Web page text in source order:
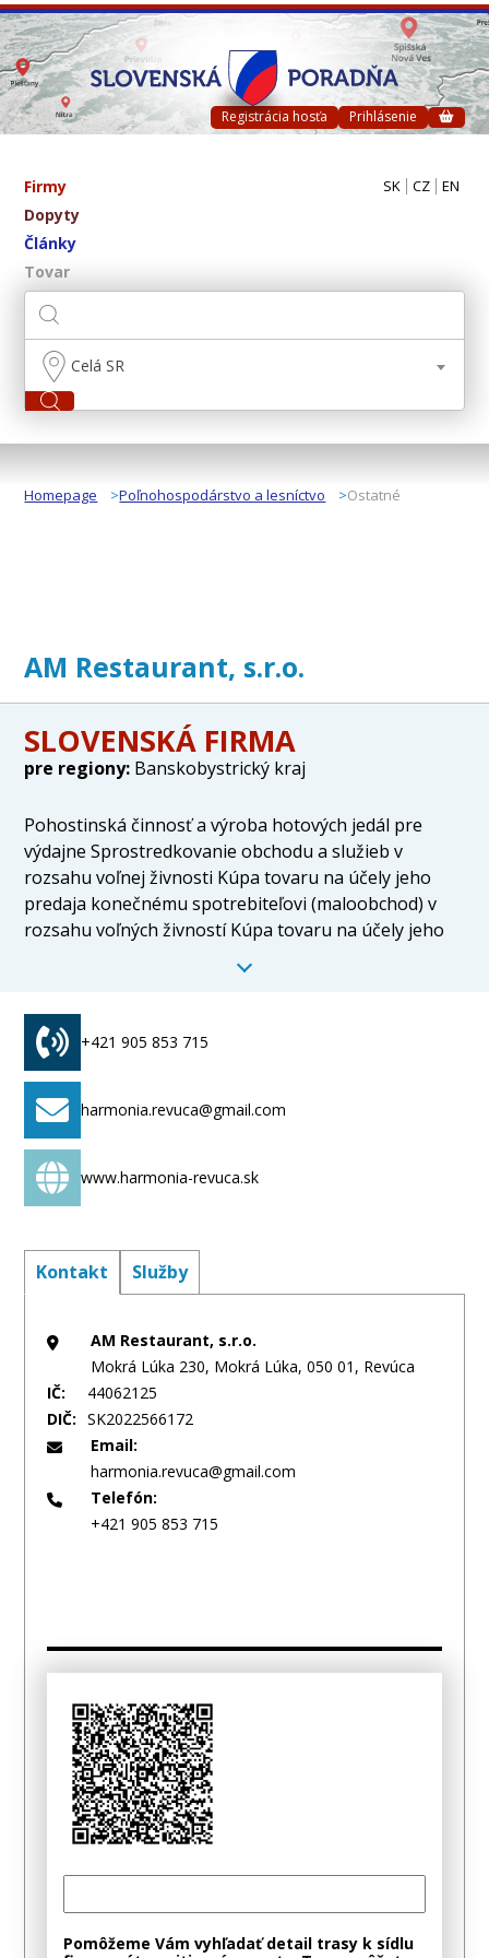
Registrácia hosťa Prihlásenie
Firmy
Dopyty
Články
Tovar
SK CZ EN
Celá SR
Homepage Poľnohospodárstvo a lesníctvo Ostatné
AM Restaurant, s.r.o.
SLOVENSKÁ FIRMA
pre regiony: Banskobystrický kraj
Pohostinská činnosť a výroba hotových jedál pre
výdajne Sprostredkovanie obchodu a služieb v
rozsahu voľnej živnosti Kúpa tovaru na účely jeho
predaja konečnému spotrebiteľovi (maloobchod) v
rozsahu voľných živností Kúpa tovaru na účely jeho
služby v ubytovacích zariadeniach s prevádzkovaním
pohostinských činností v týchto zariadeniach a v
chatovej osade triedy 3, v kempingoch triedy 3 a 4
+421 905 853 715
harmonia.revuca@gmail.com
www.harmonia-revuca.sk
Kontakt Služby
AM Restaurant, s.r.o.
Mokrá Lúka 230, Mokrá Lúka, 050 01, Revúca
IČ:
44062125
DIČ:
SK2022566172
Email:
harmonia.revuca@gmail.com
Telefón:
+421 905 853 715
Pomôžeme Vám vyhľadať detail trasy k sídlu